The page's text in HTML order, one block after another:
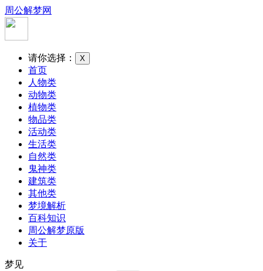
周公解梦网
请你选择： X
首页
人物类
动物类
植物类
物品类
活动类
生活类
自然类
鬼神类
建筑类
其他类
梦境解析
百科知识
周公解梦原版
关于
梦见